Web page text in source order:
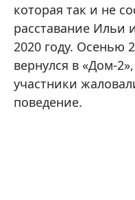
которая так и не
расставание Ильи
2020 году. Осенью
вернулся в «Дом-
участники
поведение.